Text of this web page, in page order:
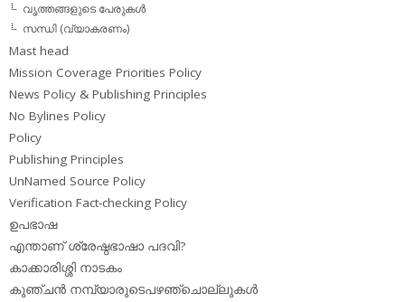
വൃത്തങ്ങളുടെ പേരുകള്‍
സന്ധി (വ്യാകരണം)
Mast head
Mission Coverage Priorities Policy
News Policy & Publishing Principles
No Bylines Policy
Policy
Publishing Principles
UnNamed Source Policy
Verification Fact-checking Policy
ഉപഭാഷ
എന്താണ് ശ്രേഷ്ഠഭാഷാ പദവി?
കാക്കാരിശ്ശി നാടകം
കുഞ്ചന്‍ നമ്പ്യാരുടെപഴഞ്ചൊല്ലുകള്‍